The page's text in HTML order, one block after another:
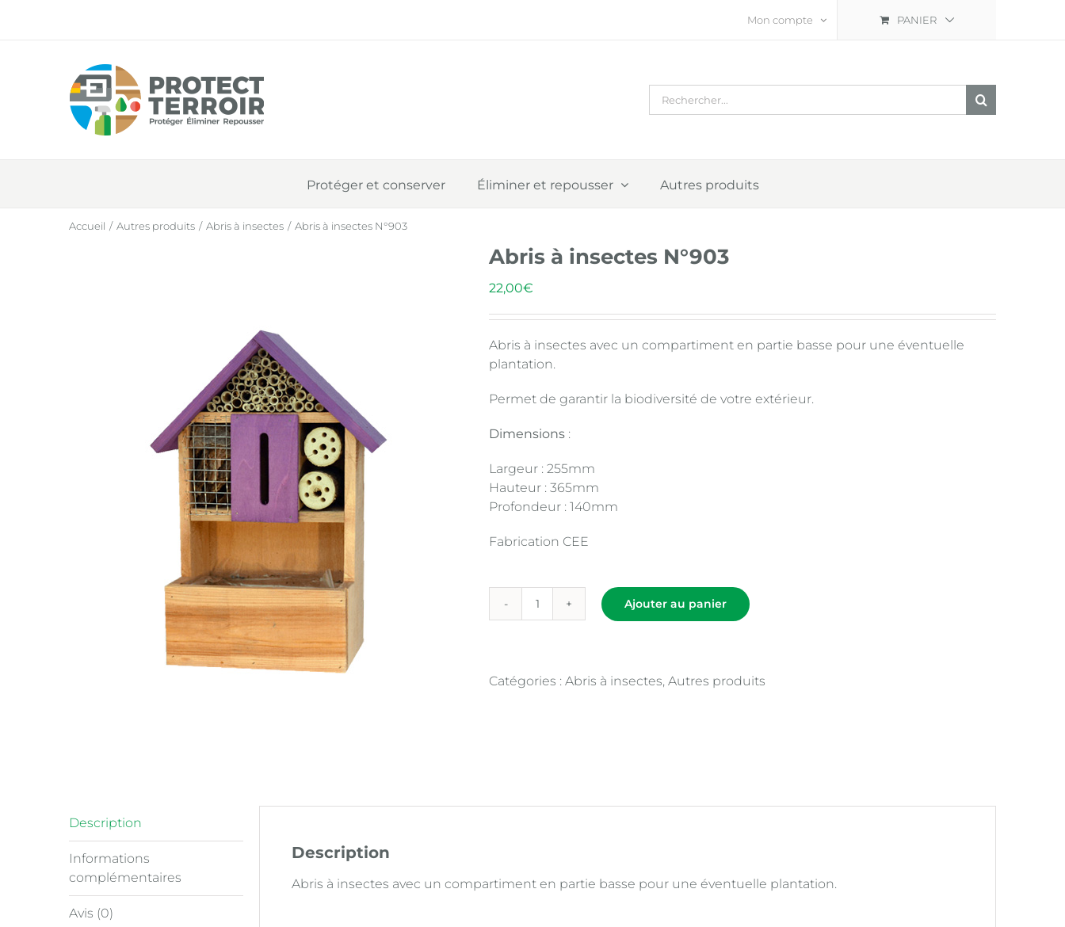
Mon compte PANIER
Rechercher:
Protéger et conserver Éliminer et repousser Autres produits
Accueil Autres produits Abris à insectes Abris à insectes N°903
Abris à insectes N°903
22,00€
Abris à insectes avec un compartiment en partie basse pour une éventuelle
plantation.
Permet de garantir la biodiversité de votre extérieur.
Dimensions :
Largeur : 255mm
Hauteur : 365mm
Profondeur : 140mm
Fabrication CEE
quantité
insectes
Ajouter au panier
Catégories : Abris à insectes, Autres produits
Description
Informations
complémentaires
Avis (0)
Description
Abris à insectes avec un compartiment en partie basse pour une éventuelle plantation.